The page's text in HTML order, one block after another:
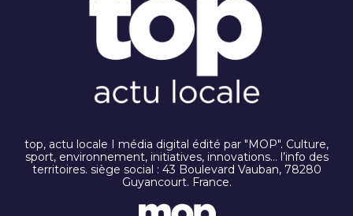
top, actu locale I média digital édité par "MOP". Culture,
sport, environnement, initiatives, innovations… l’info des
territoires. siège social : 43 Boulevard Vauban, 78280
Guyancourt. France.